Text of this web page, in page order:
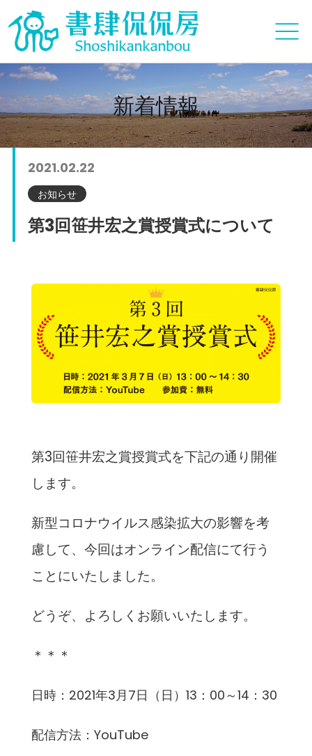
新着情報
2021.02.22
お知らせ
第3回笹井宏之賞授賞式について
第3回笹井宏之賞授賞式を下記の通り開催
します。
新型コロナウイルス感染拡大の影響を考
慮して、今回はオンライン配信にて行う
ことにいたしました。
どうぞ、よろしくお願いいたします。
＊＊＊
日時：2021年3月7日（日）13：00～14：30
配信方法：YouTube